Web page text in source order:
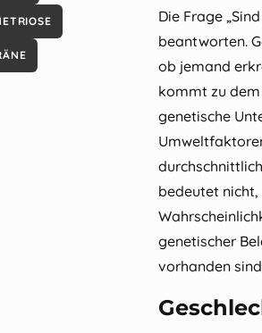
Die Frage
beantworten.
ob jemand
kommt zu
genetische
bedeutet
genetischer
vorhanden